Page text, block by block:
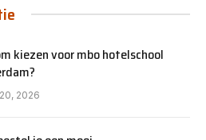
kiezen voor mbo hotelschool
2026